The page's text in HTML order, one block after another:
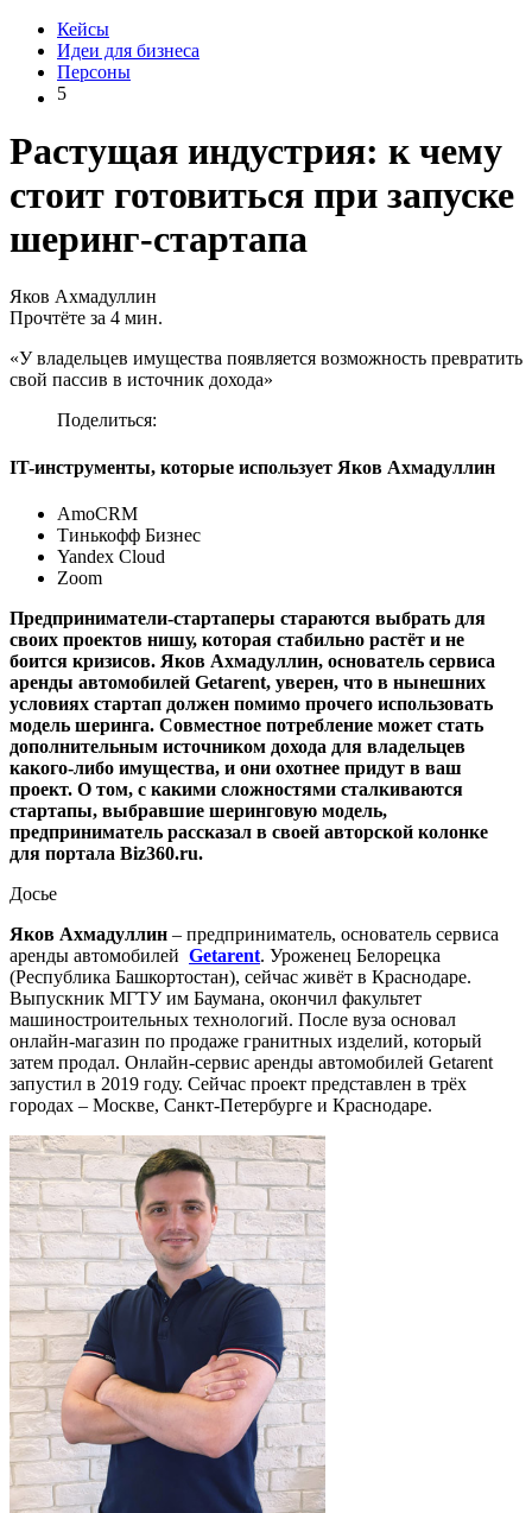
Кейсы
Идеи для бизнеса
Персоны
5
Растущая индустрия: к чему
стоит готовиться при запуске
шеринг-стартапа
Яков Ахмадуллин
Прочтёте за 4 мин.
«У владельцев имущества появляется возможность превратить
свой пассив в источник дохода»
Поделиться:
IT-инструменты, которые использует Яков Ахмадуллин
AmoCRM
Тинькофф Бизнес
Yandex Cloud
Zoom
Предприниматели-стартаперы стараются выбрать для
своих проектов нишу, которая стабильно растёт и не
боится кризисов. Яков Ахмадуллин, основатель сервиса
аренды автомобилей Getarent, уверен, что в нынешних
условиях стартап должен помимо прочего использовать
модель шеринга. Совместное потребление может стать
дополнительным источником дохода для владельцев
какого-либо имущества, и они охотнее придут в ваш
проект. О том, с какими сложностями сталкиваются
стартапы, выбравшие шеринговую модель,
предприниматель рассказал в своей авторской колонке
для портала Biz360.ru.
Досье
Яков Ахмадуллин – предприниматель, основатель сервиса
аренды автомобилей Getarent. Уроженец Белорецка
(Республика Башкортостан), сейчас живёт в Краснодаре.
Выпускник МГТУ им Баумана, окончил факультет
машиностроительных технологий. После вуза основал
онлайн-магазин по продаже гранитных изделий, который
затем продал. Онлайн-сервис аренды автомобилей Getarent
запустил в 2019 году. Сейчас проект представлен в трёх
городах – Москве, Санкт-Петербурге и Краснодаре.